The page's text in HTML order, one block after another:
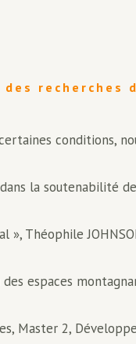
recherches
conditions,
la soutenabilité
Théophile
espaces
Master 2,